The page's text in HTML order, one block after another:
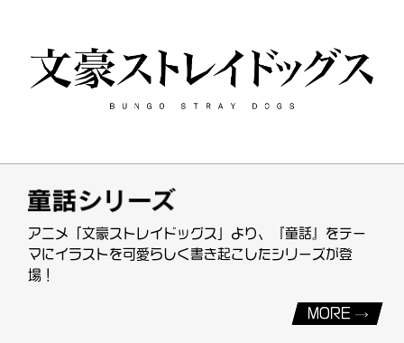
アニメ「文豪ストレイドッグス」より、『童話』をテー
マにイラストを可愛らしく書き起こしたシリーズが登
場！
MORE